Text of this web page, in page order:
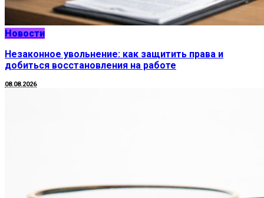
Новости
Незаконное увольнение: как защитить права и
добиться восстановления на работе
08.08.2026